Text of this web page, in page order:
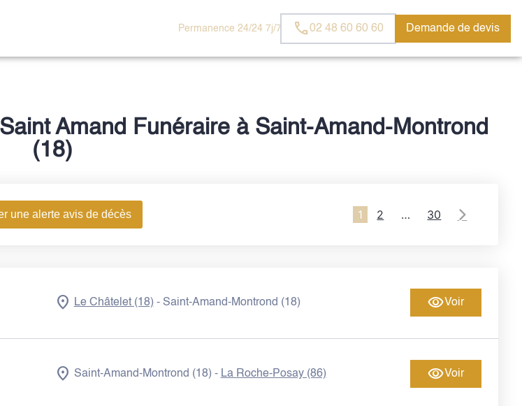
Permanence 24/24 7j/7 02 48 60 60 60 Demande de devis
SERVICES AUX
ESPACES
HOMMAGES
PIERRES
PRECIEUSES
Amand Funéraire à Saint-Amand-Montrond
(18)
une alerte avis de décès 1 2 … 30
Le Châtelet (18)- Saint-Amand-Montrond (18) Voir
Saint-Amand-Montrond (18)- La Roche-Posay (86) Voir